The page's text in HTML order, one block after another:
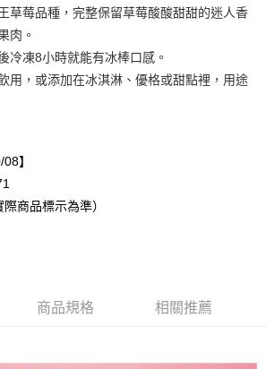
】
商品之後才付款」的支付方式。 讓您購物簡單
不需綁卡、不需儲值。
先享後付」後，將跳轉至「AFTEE先享後付」
14天內，點擊此簡訊中的連結，可透過四大超商／
草莓品種，完整保留草莓酸酸甜甜的迷人香
肉。
冷凍8小時就能有冰棒口感。
用，或添加在冰淇淋、優格或甜點裡，用途
】
商品標示為準）
商品規格 相關推薦